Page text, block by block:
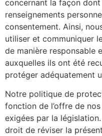
concernant la façon
renseignements
consentement. Ainsi,
utiliser et communiquer
de manière responsable
auxquelles ils ont été
protéger adéquatement
Notre politique de
fonction de l’offre de
exigées par la
droit de réviser la